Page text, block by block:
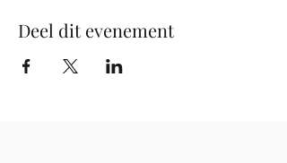
Deel dit evenement